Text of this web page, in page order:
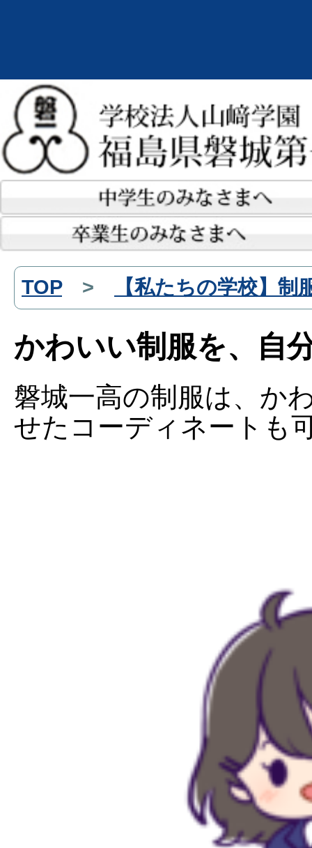
TOP> 【私たちの学校】制
かわいい制服を、自
磐城一高の制服は、か
せたコーディネートも